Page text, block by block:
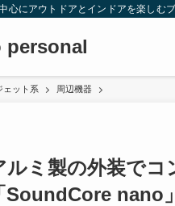
心にアウトドアとインドアを楽しむ
personal
ェット系 周辺機器
ルミ製の外装で
SoundCore nano」